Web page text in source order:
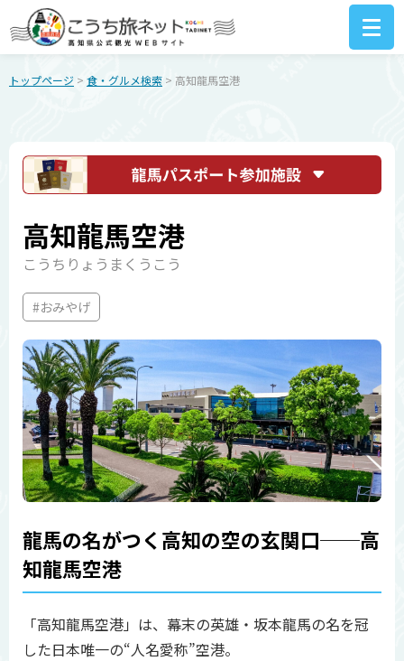
トップページ > 食・グルメ検索 > 高知龍馬空港
高知龍馬空港
こうちりょうまくうこう
#おみやげ
龍馬の名がつく高知の空の玄関口──高
知龍馬空港
「高知龍馬空港」は、幕末の英雄・坂本龍馬の名を冠
した日本唯一の“人名愛称”空港。